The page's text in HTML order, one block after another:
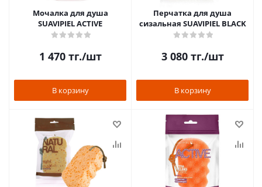
Мочалка для душа
SUAVIPIEL ACTIVE
1 470тг./шт
В корзину
Перчатка для душа
сизальная SUAVIPIEL BLACK
3 080тг./шт
В корзину